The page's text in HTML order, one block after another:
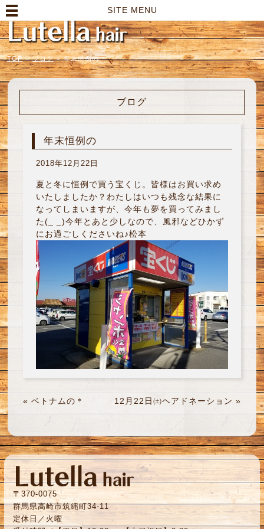
SITE MENU
TOP > ブログ > 年末恒例の
ブログ
年末恒例の
2018年12月22日
夏と冬に恒例で買う宝くじ。皆様はお買い求め
いたしましたか？わたしはいつも残念な結果に
なってしまいますが、今年も夢を買ってみまし
た(_ _)今年とあと少しなので、風邪などひかず
にお過ごしくださいね♪松本
« ベトナムの＊ 12月22日㈯ヘアドネーション »
〒370-0075
群馬県高崎市筑縄町34-11
定休日／火曜